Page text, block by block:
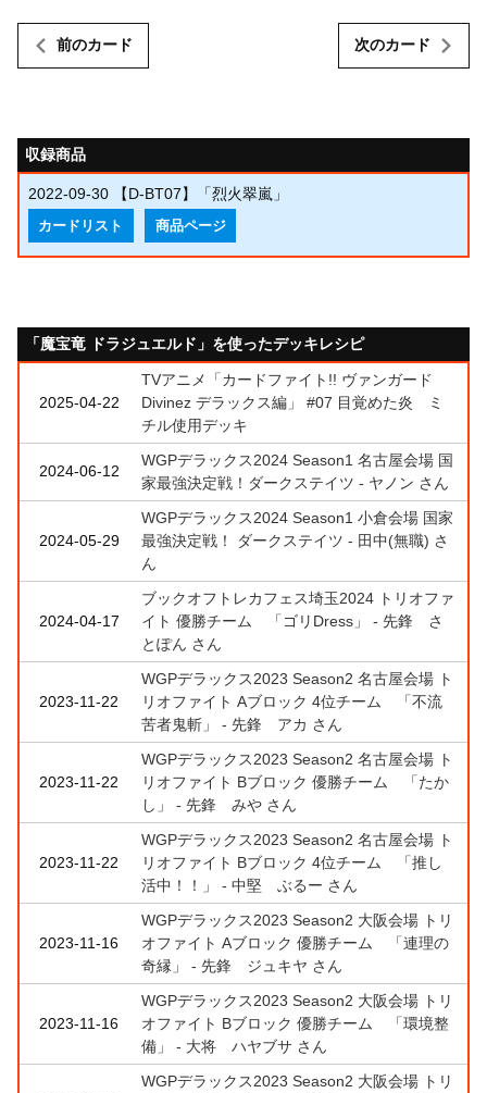
前のカード 次のカード
収録商品
2022-09-30 【D-BT07】「烈火翠嵐」
カードリスト 商品ページ
「魔宝竜 ドラジュエルド」を使ったデッキレシピ
2025-04-22
TVアニメ「カードファイト!! ヴァンガード
Divinez デラックス編」 #07 目覚めた炎 ミ
チル使用デッキ
2024-06-12
WGPデラックス2024 Season1 名古屋会場 国
家最強決定戦！ダークステイツ - ヤノン さん
2024-05-29
WGPデラックス2024 Season1 小倉会場 国家
最強決定戦！ ダークステイツ - 田中(無職) さ
ん
2024-04-17
ブックオフトレカフェス埼玉2024 トリオファ
イト 優勝チーム 「ゴリDress」 - 先鋒 さ
とぽん さん
2023-11-22
WGPデラックス2023 Season2 名古屋会場 ト
リオファイト Aブロック 4位チーム 「不流
苦者鬼斬」 - 先鋒 アカ さん
2023-11-22
WGPデラックス2023 Season2 名古屋会場 ト
リオファイト Bブロック 優勝チーム 「たか
し」 - 先鋒 みや さん
2023-11-22
WGPデラックス2023 Season2 名古屋会場 ト
リオファイト Bブロック 4位チーム 「推し
活中！！」 - 中堅 ぶるー さん
2023-11-16
WGPデラックス2023 Season2 大阪会場 トリ
オファイト Aブロック 優勝チーム 「連理の
奇縁」 - 先鋒 ジュキヤ さん
2023-11-16
WGPデラックス2023 Season2 大阪会場 トリ
オファイト Bブロック 優勝チーム 「環境整
備」 - 大将 ハヤブサ さん
WGPデラックス2023 Season2 大阪会場 トリ